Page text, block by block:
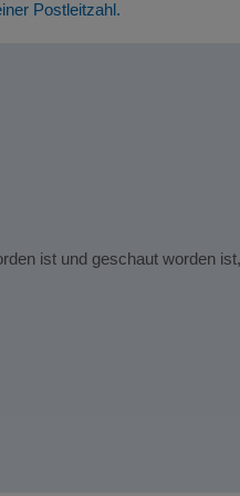
Postleitzahl.
ist und geschaut worden